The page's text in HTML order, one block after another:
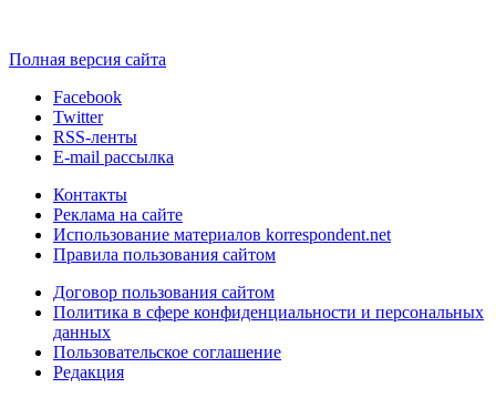
Полная версия сайта
Facebook
Twitter
RSS-ленты
E-mail рассылка
Контакты
Реклама на сайте
Использование материалов korrespondent.net
Правила пользования сайтом
Договор пользования сайтом
Политика в сфере конфиденциальности и персональных
данных
Пользовательское соглашение
Редакция